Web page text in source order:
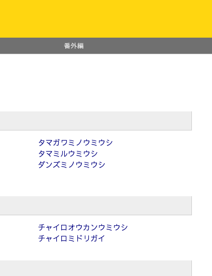
番外編
タマガワミノウミウシ
タマミルウミウシ
ダンズミノウミウシ
チャイロオウカンウミウシ
チャイロミドリガイ